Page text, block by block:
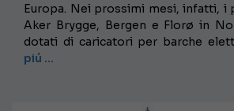
Europa. Nei prossimi mesi, infatti, i
Aker Brygge, Bergen e Florø in
dotati di caricatori per barche
piú …